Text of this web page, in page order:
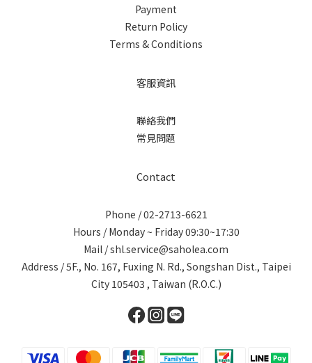
Payment
Return Policy
Terms & Conditions
客服資訊
聯絡我們
常見問題
Contact
Phone / 02-2713-6621
Hours / Monday ~ Friday 09:30~17:30
Mail / shl.service@saholea.com
Address / 5F., No. 167, Fuxing N. Rd., Songshan Dist., Taipei
City 105403 , Taiwan (R.O.C.)